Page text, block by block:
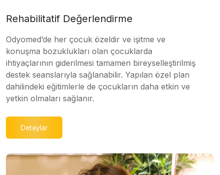
Rehabilitatif Değerlendirme
Odyomed’de her çocuk özeldir ve işitme ve
konuşma bozuklukları olan çocuklarda
ihtiyaçlarının giderilmesi tamamen bireyselleştirilmiş
destek seanslarıyla sağlanabilir. Yapılan özel plan
dahilindeki eğitimlerle de çocukların daha etkin ve
yetkin olmaları sağlanır.
Detaylar